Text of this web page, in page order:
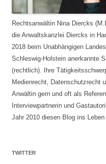
Rechtsanwältin Nina Diercks
die Anwaltskanzlei Diercks in
2018 beim Unabhängigen
Schleswig-Holstein anerkannte
(rechtlich). Ihre
Medienrecht, Datenschutzrecht
Anwältin gern und oft als
Interviewpartnerin und
Jahr 2010 diesen Blog ins Leben
TWITTER